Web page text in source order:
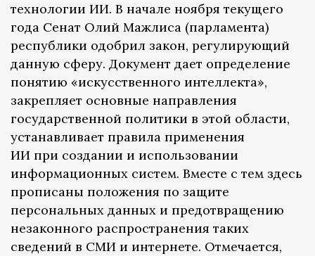
технологии ИИ. В начале ноября текущего
года Сенат Олий Мажлиса (парламента)
республики одобрил закон, регулирующий
данную сферу. Документ дает определение
понятию «искусственного интеллекта»,
закрепляет основные направления
государственной политики в этой области,
устанавливает правила применения
ИИ при создании и использовании
информационных систем. Вместе с тем здесь
прописаны положения по защите
персональных данных и предотвращению
незаконного распространения таких
сведений в СМИ и интернете. Отмечается,